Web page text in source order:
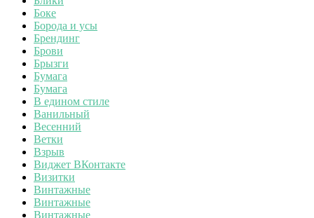
Боке
Борода и усы
Брендинг
Брови
Брызги
Бумага
Бумага
В едином стиле
Ванильный
Весенний
Ветки
Взрыв
Виджет ВКонтакте
Визитки
Винтажные
Винтажные
Винтажные